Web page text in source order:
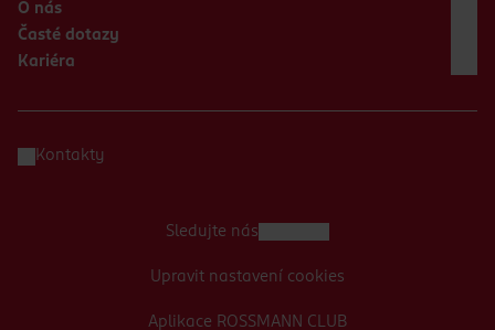
O nás
Časté dotazy
Kariéra
Kontakty
Aplikace ROSSMANN CLUB
Sledujte nás
Upravit nastavení cookies